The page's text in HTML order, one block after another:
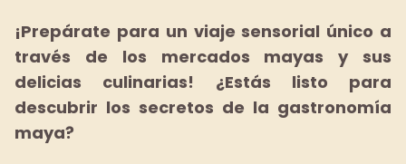
¡Prepárate para un viaje sensorial único a
través de los mercados mayas y sus
delicias culinarias!
¿Estás listo para
descubrir los secretos de la gastronomía
maya?